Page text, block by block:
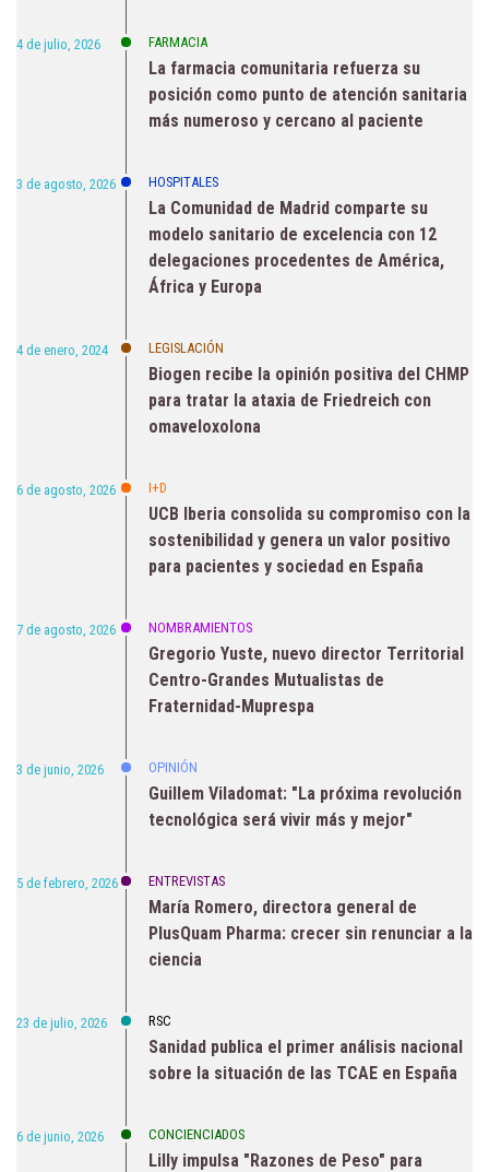
4 de julio, 2026 FARMACIA
La farmacia comunitaria refuerza su
posición como punto de atención sanitaria
más numeroso y cercano al paciente
3 de agosto, 2026 HOSPITALES
La Comunidad de Madrid comparte su
modelo sanitario de excelencia con 12
delegaciones procedentes de América,
África y Europa
4 de enero, 2024 LEGISLACIÓN
Biogen recibe la opinión positiva del CHMP
para tratar la ataxia de Friedreich con
omaveloxolona
6 de agosto, 2026 I+D
UCB Iberia consolida su compromiso con la
sostenibilidad y genera un valor positivo
para pacientes y sociedad en España
7 de agosto, 2026 NOMBRAMIENTOS
Gregorio Yuste, nuevo director Territorial
Centro-Grandes Mutualistas de
Fraternidad-Muprespa
3 de junio, 2026 OPINIÓN
Guillem Viladomat: "La próxima revolución
tecnológica será vivir más y mejor"
5 de febrero, 2026 ENTREVISTAS
María Romero, directora general de
PlusQuam Pharma: crecer sin renunciar a la
ciencia
23 de julio, 2026 RSC
Sanidad publica el primer análisis nacional
sobre la situación de las TCAE en España
6 de junio, 2026 CONCIENCIADOS
Lilly impulsa "Razones de Peso" para